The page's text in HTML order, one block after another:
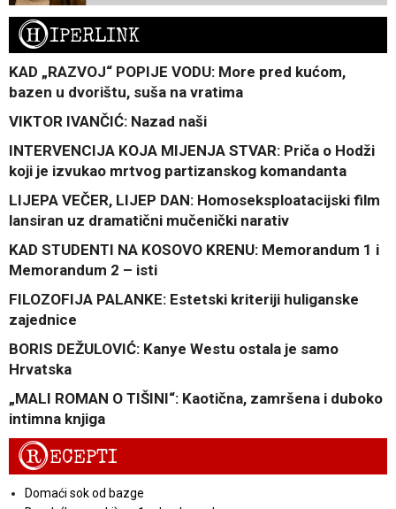
HIPERLINK
KAD „RAZVOJ“ POPIJE VODU: More pred kućom,
bazen u dvorištu, suša na vratima
VIKTOR IVANČIĆ: Nazad naši
INTERVENCIJA KOJA MIJENJA STVAR: Priča o Hodži
koji je izvukao mrtvog partizanskog komandanta
LIJEPA VEČER, LIJEP DAN: Homoseksploatacijski film
lansiran uz dramatični mučenički narativ
KAD STUDENTI NA KOSOVO KRENU: Memorandum 1 i
Memorandum 2 – isti
FILOZOFIJA PALANKE: Estetski kriteriji huliganske
zajednice
BORIS DEŽULOVIĆ: Kanye Westu ostala je samo
Hrvatska
„MALI ROMAN O TIŠINI“: Kaotična, zamršena i duboko
intimna knjiga
RECEPTI
Domaći sok od bazge